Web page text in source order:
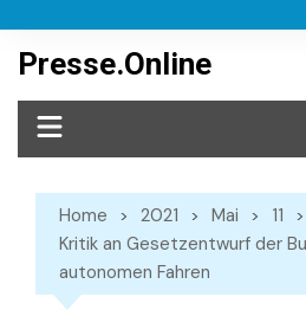
content
Presse.Online
Home 2021 Mai
11
Kritik an Gesetzentwurf der
autonomen Fahren